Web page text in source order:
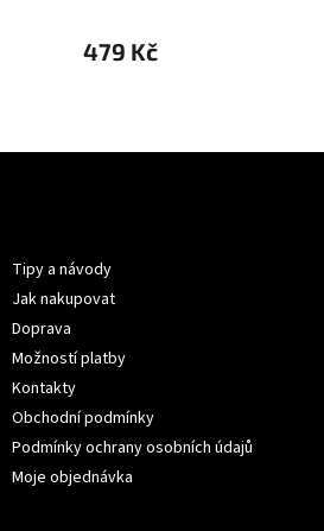
479 Kč
Tipy a návody
Jak nakupovat
Doprava
Možností platby
Kontakty
Obchodní podmínky
Podmínky ochrany osobních údajů
Moje objednávka